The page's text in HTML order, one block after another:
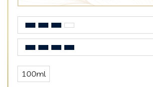
100ml